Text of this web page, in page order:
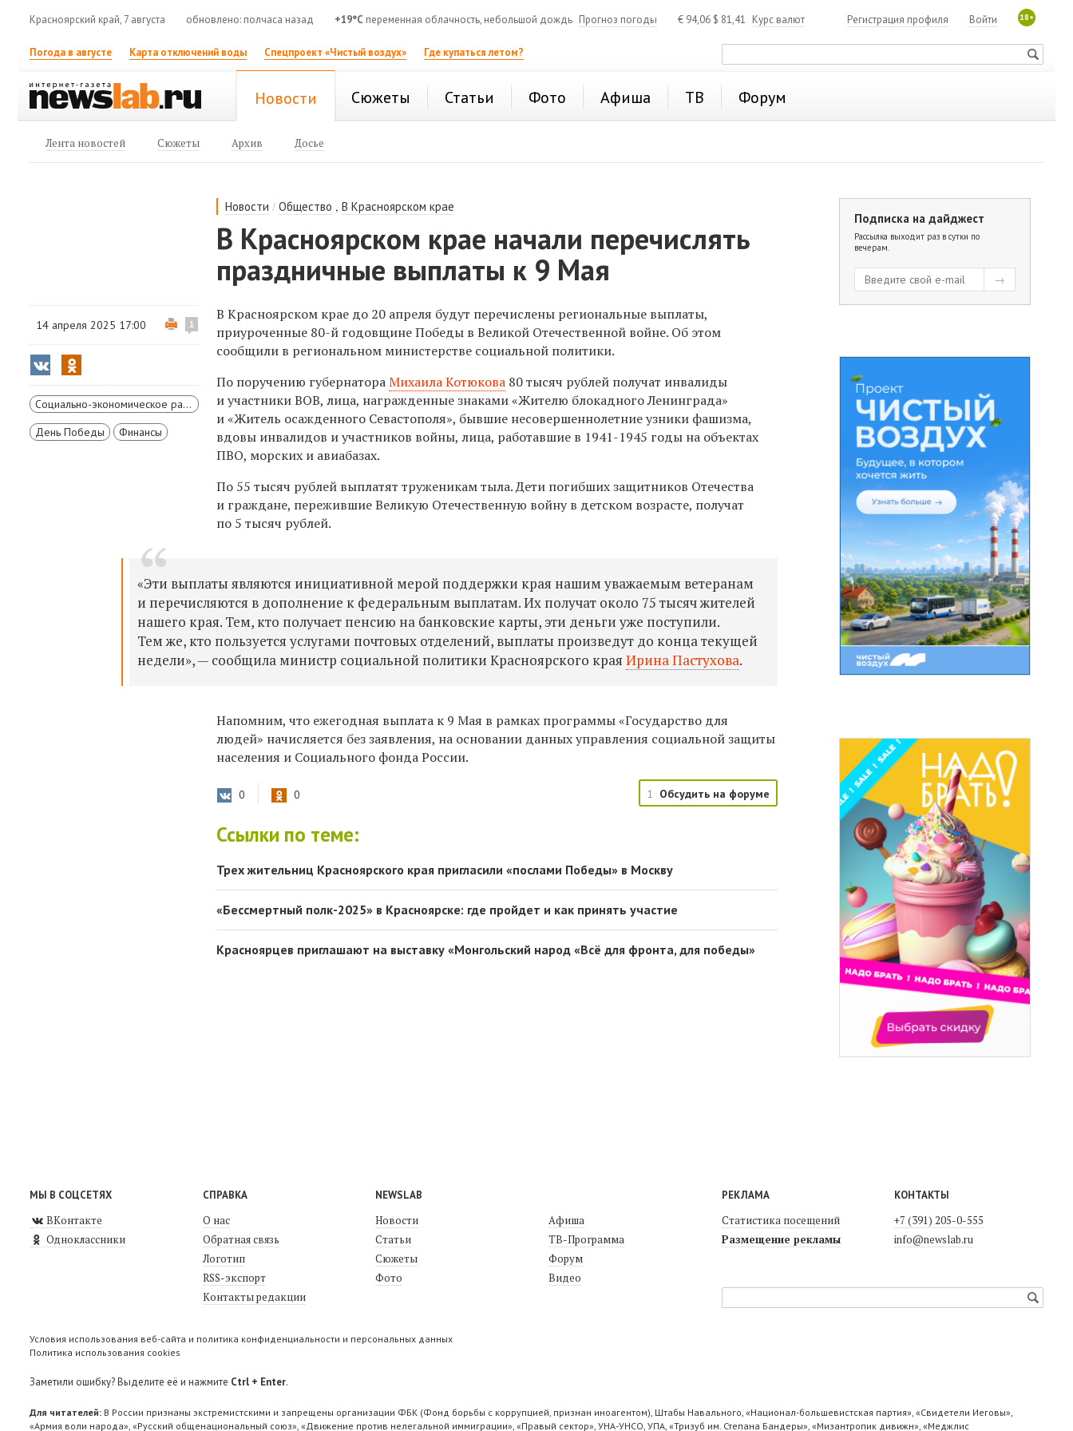
Красноярский край, 7 августа обновлено: полчаса назад +19°C переменная облачность, небольшой дождь Прогноз погоды € 94,06 $ 81,41 Курс валют 18+
Войти
Регистрация профиля
Погода в августе Карта отключений воды Спецпроект «Чистый воздух» Где купаться летом?
Новости Сюжеты Статьи Фото Афиша ТВ Форум
Лента новостей Сюжеты Архив Досье
Новости /Общество ,В Красноярском крае
В Красноярском крае начали перечислять
праздничные выплаты к 9 Мая
14 апреля 2025 17:00 1
Социально-экономическое развитие Красноярского края
День Победы
Финансы
В Красноярском крае до 20 апреля будут перечислены региональные выплаты,
приуроченные 80-й годовщине Победы в Великой Отечественной войне. Об этом
сообщили в региональном министерстве социальной политики.
По поручению губернатораМихаила Котюкова 80 тысяч рублей получат инвалиды
и участники ВОВ, лица, награжденные знаками «Жителю блокадного Ленинграда»
и «Житель осажденного Севастополя», бывшие несовершеннолетние узники фашизма,
вдовы инвалидов и участников войны, лица, работавшие в 1941-1945 годы на объектах
ПВО, морских и авиабазах.
По 55 тысяч рублей выплатят труженикам тыла. Дети погибших защитников Отечества
и граждане, пережившие Великую Отечественную войну в детском возрасте, получат
по 5 тысяч рублей.
«Эти выплаты являются инициативной мерой поддержки края нашим уважаемым ветеранам
и перечисляются в дополнение к федеральным выплатам. Их получат около 75 тысяч жителей
нашего края. Тем, кто получает пенсию на банковские карты, эти деньги уже поступили.
Тем же, кто пользуется услугами почтовых отделений, выплаты произведут до конца текущей
недели», — сообщила министр социальной политики Красноярского краяИрина Пастухова.
Напомним, что ежегодная выплата к 9 Мая в рамках программы «Государство для
людей» начисляется без заявления, на основании данных управления социальной защиты
населения и Социального фонда России.
0 0 1 Обсудить на форуме
Ссылки по теме:
Трех жительниц Красноярского края пригласили «послами Победы» в Москву
«Бессмертный полк-2025» в Красноярске: где пройдет и как принять участие
Красноярцев приглашают на выставку «Монгольский народ «Всё для фронта, для победы»
Подписка на дайджест
Рассылка выходит раз в сутки по
вечерам.
МЫ В СОЦСЕТЯХ
ВКонтакте
Одноклассники
СПРАВКА
О нас
Обратная связь
Логотип
RSS-экспорт
Контакты редакции
NEWSLAB
Новости
Статьи
Сюжеты
Фото
Афиша
ТВ-Программа
Форум
Видео
РЕКЛАМА
Статистика посещений
Размещение рекламы
КОНТАКТЫ
+7 (391) 205-0-555
info@newslab.ru
Условия использования веб-сайта и политика конфиденциальности и персональных данных
Политика использования cookies
Заметили ошибку? Выделите её и нажмите Ctrl + Enter.
Для читателей: В России признаны экстремистскими и запрещены организации ФБК (Фонд борьбы с коррупцией, признан иноагентом), Штабы Навального, «Национал-большевистская партия», «Свидетели Иеговы»,
«Армия воли народа», «Русский общенациональный союз», «Движение против нелегальной иммиграции», «Правый сектор», УНА-УНСО, УПА, «Тризуб им. Степана Бандеры», «Мизантропик дивижн», «Меджлис